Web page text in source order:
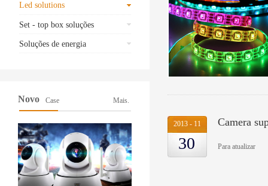
Led solutions
Set - top box soluções
Soluções de energia
Novo Case Mais.
Camera
2013 - 11
30 Para atualizar